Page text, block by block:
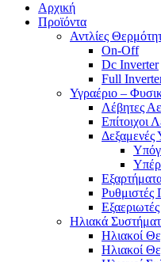
Αρχική
Προϊόντα
Αντλίες
On-Off
Dc Inverter
Full
Υγραέριο –
Λέβητες
Επίτοιχοι
Δεξαμενές
Ρυθμιστές
Ηλιακά
Ηλιακοί
Ηλιακοί